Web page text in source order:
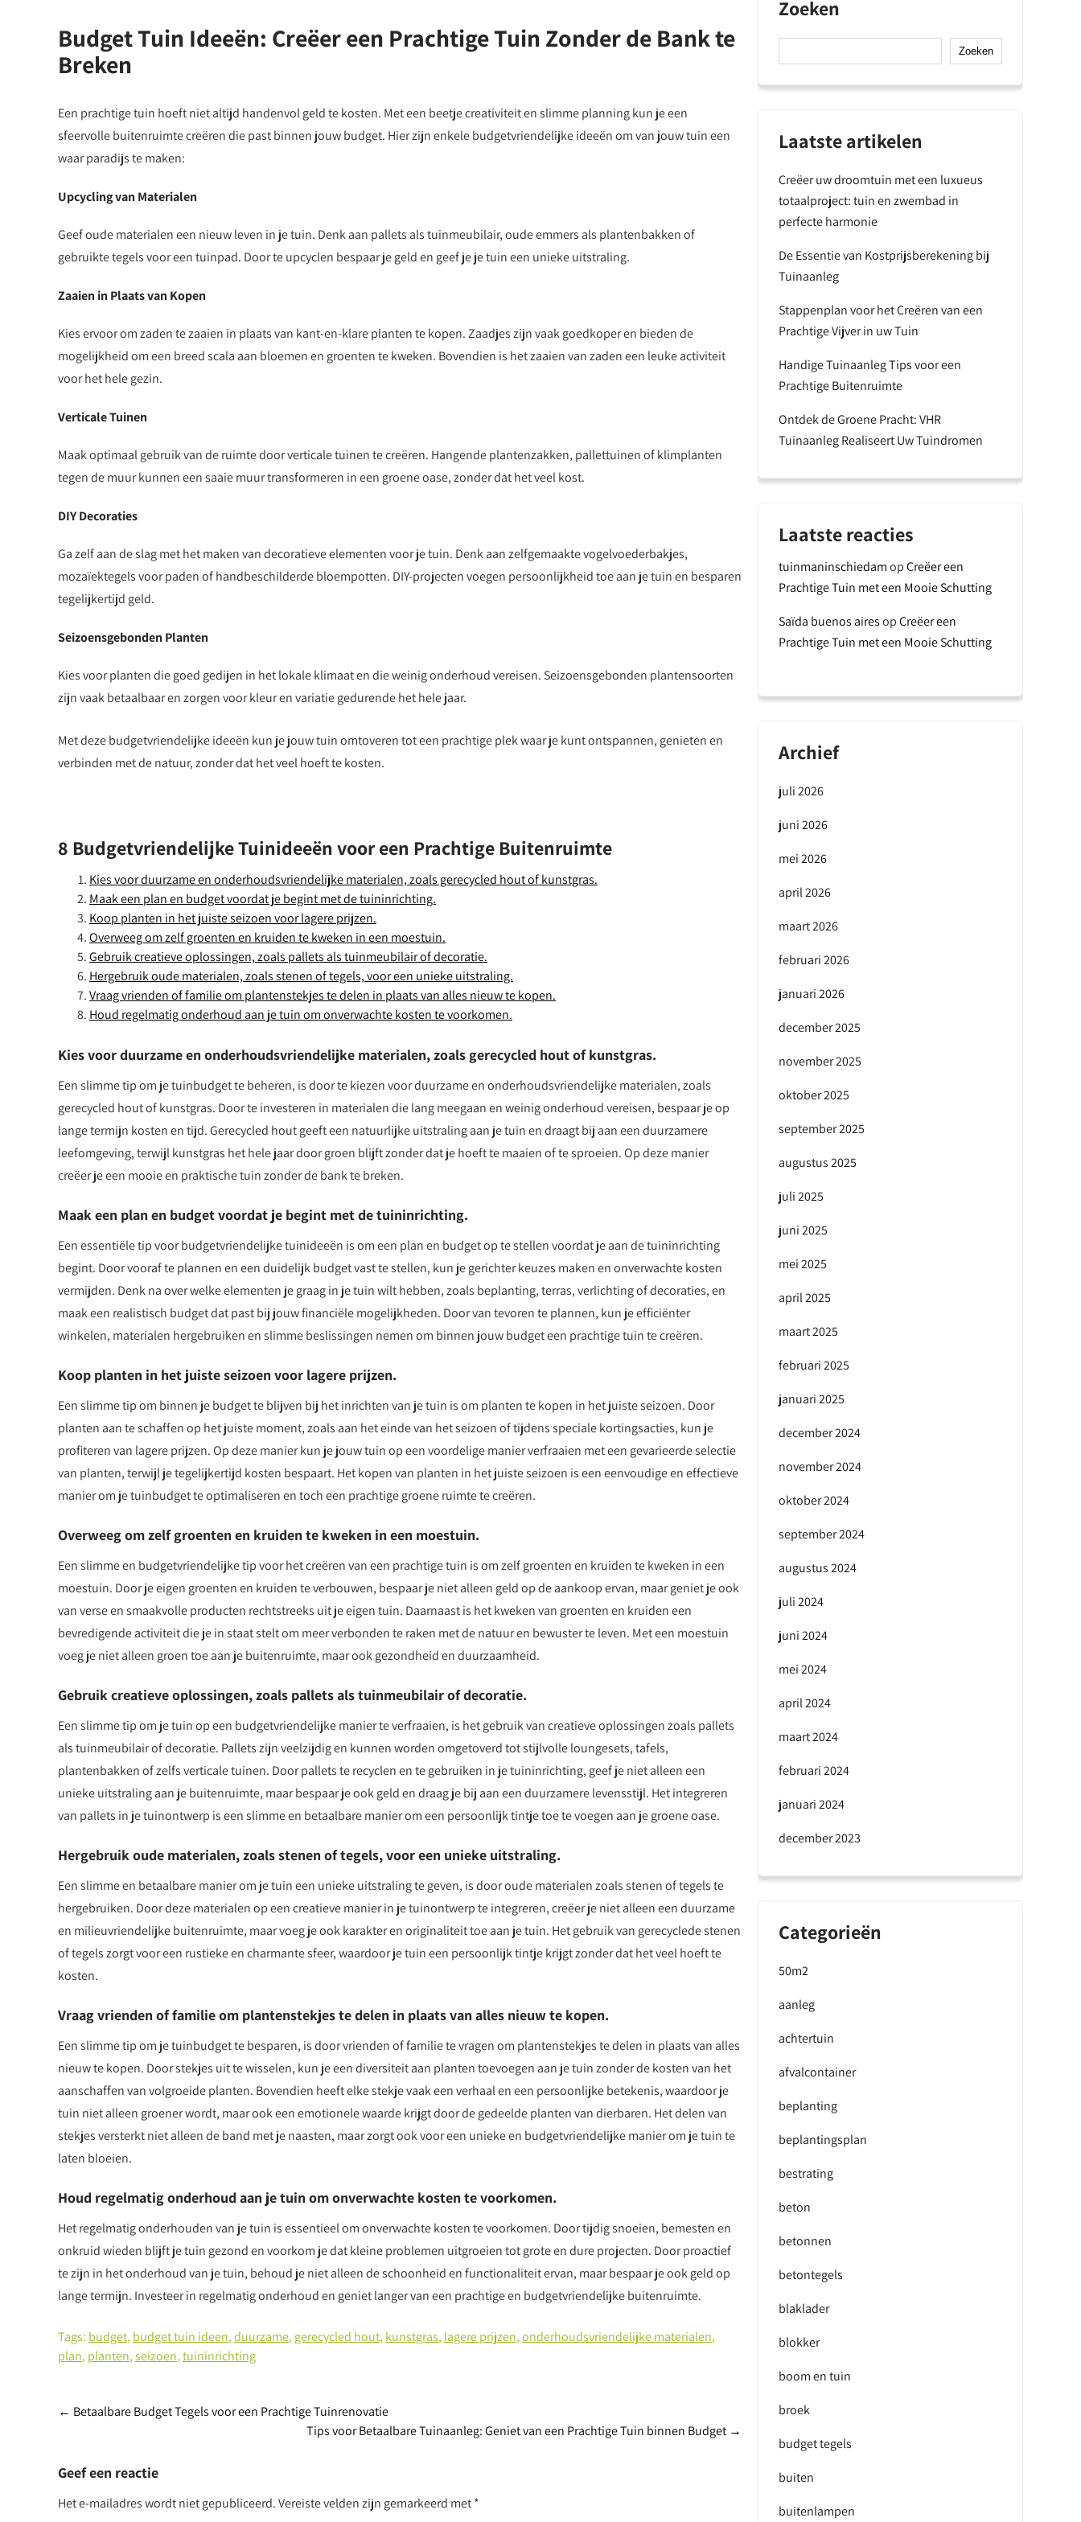
Budget Tuin Ideeën: Creëer een Prachtige Tuin Zonder de Bank te
Breken
Een prachtige tuin hoeft niet altijd handenvol geld te kosten. Met een beetje creativiteit en slimme planning kun je een
sfeervolle buitenruimte creëren die past binnen jouw budget. Hier zijn enkele budgetvriendelijke ideeën om van jouw tuin een
waar paradijs te maken:
Upcycling van Materialen
Geef oude materialen een nieuw leven in je tuin. Denk aan pallets als tuinmeubilair, oude emmers als plantenbakken of
gebruikte tegels voor een tuinpad. Door te upcyclen bespaar je geld en geef je je tuin een unieke uitstraling.
Zaaien in Plaats van Kopen
Kies ervoor om zaden te zaaien in plaats van kant-en-klare planten te kopen. Zaadjes zijn vaak goedkoper en bieden de
mogelijkheid om een breed scala aan bloemen en groenten te kweken. Bovendien is het zaaien van zaden een leuke activiteit
voor het hele gezin.
Verticale Tuinen
Maak optimaal gebruik van de ruimte door verticale tuinen te creëren. Hangende plantenzakken, pallettuinen of klimplanten
tegen de muur kunnen een saaie muur transformeren in een groene oase, zonder dat het veel kost.
DIY Decoraties
Ga zelf aan de slag met het maken van decoratieve elementen voor je tuin. Denk aan zelfgemaakte vogelvoederbakjes,
mozaïektegels voor paden of handbeschilderde bloempotten. DIY-projecten voegen persoonlijkheid toe aan je tuin en besparen
tegelijkertijd geld.
Seizoensgebonden Planten
Kies voor planten die goed gedijen in het lokale klimaat en die weinig onderhoud vereisen. Seizoensgebonden plantensoorten
zijn vaak betaalbaar en zorgen voor kleur en variatie gedurende het hele jaar.
Met deze budgetvriendelijke ideeën kun je jouw tuin omtoveren tot een prachtige plek waar je kunt ontspannen, genieten en
verbinden met de natuur, zonder dat het veel hoeft te kosten.
8 Budgetvriendelijke Tuinideeën voor een Prachtige Buitenruimte
Kies voor duurzame en onderhoudsvriendelijke materialen, zoals gerecycled hout of kunstgras.
Maak een plan en budget voordat je begint met de tuininrichting.
Koop planten in het juiste seizoen voor lagere prijzen.
Overweeg om zelf groenten en kruiden te kweken in een moestuin.
Gebruik creatieve oplossingen, zoals pallets als tuinmeubilair of decoratie.
Hergebruik oude materialen, zoals stenen of tegels, voor een unieke uitstraling.
Vraag vrienden of familie om plantenstekjes te delen in plaats van alles nieuw te kopen.
Houd regelmatig onderhoud aan je tuin om onverwachte kosten te voorkomen.
Kies voor duurzame en onderhoudsvriendelijke materialen, zoals gerecycled hout of kunstgras.
Een slimme tip om je tuinbudget te beheren, is door te kiezen voor duurzame en onderhoudsvriendelijke materialen, zoals
gerecycled hout of kunstgras. Door te investeren in materialen die lang meegaan en weinig onderhoud vereisen, bespaar je op
lange termijn kosten en tijd. Gerecycled hout geeft een natuurlijke uitstraling aan je tuin en draagt bij aan een duurzamere
leefomgeving, terwijl kunstgras het hele jaar door groen blijft zonder dat je hoeft te maaien of te sproeien. Op deze manier
creëer je een mooie en praktische tuin zonder de bank te breken.
Maak een plan en budget voordat je begint met de tuininrichting.
Een essentiële tip voor budgetvriendelijke tuinideeën is om een plan en budget op te stellen voordat je aan de tuininrichting
begint. Door vooraf te plannen en een duidelijk budget vast te stellen, kun je gerichter keuzes maken en onverwachte kosten
vermijden. Denk na over welke elementen je graag in je tuin wilt hebben, zoals beplanting, terras, verlichting of decoraties, en
maak een realistisch budget dat past bij jouw financiële mogelijkheden. Door van tevoren te plannen, kun je efficiënter
winkelen, materialen hergebruiken en slimme beslissingen nemen om binnen jouw budget een prachtige tuin te creëren.
Koop planten in het juiste seizoen voor lagere prijzen.
Een slimme tip om binnen je budget te blijven bij het inrichten van je tuin is om planten te kopen in het juiste seizoen. Door
planten aan te schaffen op het juiste moment, zoals aan het einde van het seizoen of tijdens speciale kortingsacties, kun je
profiteren van lagere prijzen. Op deze manier kun je jouw tuin op een voordelige manier verfraaien met een gevarieerde selectie
van planten, terwijl je tegelijkertijd kosten bespaart. Het kopen van planten in het juiste seizoen is een eenvoudige en effectieve
manier om je tuinbudget te optimaliseren en toch een prachtige groene ruimte te creëren.
Overweeg om zelf groenten en kruiden te kweken in een moestuin.
Een slimme en budgetvriendelijke tip voor het creëren van een prachtige tuin is om zelf groenten en kruiden te kweken in een
moestuin. Door je eigen groenten en kruiden te verbouwen, bespaar je niet alleen geld op de aankoop ervan, maar geniet je ook
van verse en smaakvolle producten rechtstreeks uit je eigen tuin. Daarnaast is het kweken van groenten en kruiden een
bevredigende activiteit die je in staat stelt om meer verbonden te raken met de natuur en bewuster te leven. Met een moestuin
voeg je niet alleen groen toe aan je buitenruimte, maar ook gezondheid en duurzaamheid.
Gebruik creatieve oplossingen, zoals pallets als tuinmeubilair of decoratie.
Een slimme tip om je tuin op een budgetvriendelijke manier te verfraaien, is het gebruik van creatieve oplossingen zoals pallets
als tuinmeubilair of decoratie. Pallets zijn veelzijdig en kunnen worden omgetoverd tot stijlvolle loungesets, tafels,
plantenbakken of zelfs verticale tuinen. Door pallets te recyclen en te gebruiken in je tuininrichting, geef je niet alleen een
unieke uitstraling aan je buitenruimte, maar bespaar je ook geld en draag je bij aan een duurzamere levensstijl. Het integreren
van pallets in je tuinontwerp is een slimme en betaalbare manier om een persoonlijk tintje toe te voegen aan je groene oase.
Hergebruik oude materialen, zoals stenen of tegels, voor een unieke uitstraling.
Een slimme en betaalbare manier om je tuin een unieke uitstraling te geven, is door oude materialen zoals stenen of tegels te
hergebruiken. Door deze materialen op een creatieve manier in je tuinontwerp te integreren, creëer je niet alleen een duurzame
en milieuvriendelijke buitenruimte, maar voeg je ook karakter en originaliteit toe aan je tuin. Het gebruik van gerecyclede stenen
of tegels zorgt voor een rustieke en charmante sfeer, waardoor je tuin een persoonlijk tintje krijgt zonder dat het veel hoeft te
kosten.
Vraag vrienden of familie om plantenstekjes te delen in plaats van alles nieuw te kopen.
Een slimme tip om je tuinbudget te besparen, is door vrienden of familie te vragen om plantenstekjes te delen in plaats van alles
nieuw te kopen. Door stekjes uit te wisselen, kun je een diversiteit aan planten toevoegen aan je tuin zonder de kosten van het
aanschaffen van volgroeide planten. Bovendien heeft elke stekje vaak een verhaal en een persoonlijke betekenis, waardoor je
tuin niet alleen groener wordt, maar ook een emotionele waarde krijgt door de gedeelde planten van dierbaren. Het delen van
stekjes versterkt niet alleen de band met je naasten, maar zorgt ook voor een unieke en budgetvriendelijke manier om je tuin te
laten bloeien.
Houd regelmatig onderhoud aan je tuin om onverwachte kosten te voorkomen.
Het regelmatig onderhouden van je tuin is essentieel om onverwachte kosten te voorkomen. Door tijdig snoeien, bemesten en
onkruid wieden blijft je tuin gezond en voorkom je dat kleine problemen uitgroeien tot grote en dure projecten. Door proactief
te zijn in het onderhoud van je tuin, behoud je niet alleen de schoonheid en functionaliteit ervan, maar bespaar je ook geld op
lange termijn. Investeer in regelmatig onderhoud en geniet langer van een prachtige en budgetvriendelijke buitenruimte.
Tags: budget, budget tuin ideen,duurzame, gerecycled hout, kunstgras, lagere prijzen,onderhoudsvriendelijke materialen,
plan, planten,seizoen,tuininrichting
Berichtnavigatie
← Betaalbare Budget Tegels voor een Prachtige Tuinrenovatie
Tips voor Betaalbare Tuinaanleg: Geniet van een Prachtige Tuin binnen Budget →
Geef een reactie
Het e-mailadres wordt niet gepubliceerd.Vereiste velden zijn gemarkeerd met*
Zoeken
Zoeken
Laatste artikelen
Creëer uw droomtuin met een luxueus
totaalproject: tuin en zwembad in
perfecte harmonie
De Essentie van Kostprijsberekening bij
Tuinaanleg
Stappenplan voor het Creëren van een
Prachtige Vijver in uw Tuin
Handige Tuinaanleg Tips voor een
Prachtige Buitenruimte
Ontdek de Groene Pracht: VHR
Tuinaanleg Realiseert Uw Tuindromen
Laatste reacties
tuinmaninschiedamopCreëer een
Prachtige Tuin met een Mooie Schutting
Saïda buenos airesopCreëer een
Prachtige Tuin met een Mooie Schutting
Archief
juli 2026
juni 2026
mei 2026
april 2026
maart 2026
februari 2026
januari 2026
december 2025
november 2025
oktober 2025
september 2025
augustus 2025
juli 2025
juni 2025
mei 2025
april 2025
maart 2025
februari 2025
januari 2025
december 2024
november 2024
oktober 2024
september 2024
augustus 2024
juli 2024
juni 2024
mei 2024
april 2024
maart 2024
februari 2024
januari 2024
december 2023
Categorieën
50m2
aanleg
achtertuin
afvalcontainer
beplanting
beplantingsplan
bestrating
beton
betonnen
betontegels
blaklader
blokker
boom en tuin
broek
budget tegels
buiten
buitenlampen